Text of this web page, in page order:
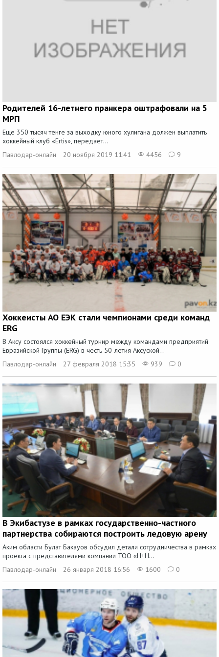
Родителей 16-летнего пранкера оштрафовали на 5
МРП
Еще 350 тысяч тенге за выходку юного хулигана должен выплатить
хоккейный клуб «Ertis», передает...
Павлодар-онлайн
20 ноября 2019 11:41 4456 9
Хоккеисты АО ЕЭК стали чемпионами среди команд
ERG
В Аксу состоялся хоккейный турнир между командами предприятий
Евразийской Группы (ERG) в честь 50-летия Аксуской...
Павлодар-онлайн
27 февраля 2018 15:35 939 0
В Экибастузе в рамках государственно-частного
партнерства собираются построить ледовую арену
Аким области Булат Бакауов обсудил детали сотрудничества в рамках
проекта с представителями компании ТОО «H+H...
Павлодар-онлайн
26 января 2018 16:56 1600 0